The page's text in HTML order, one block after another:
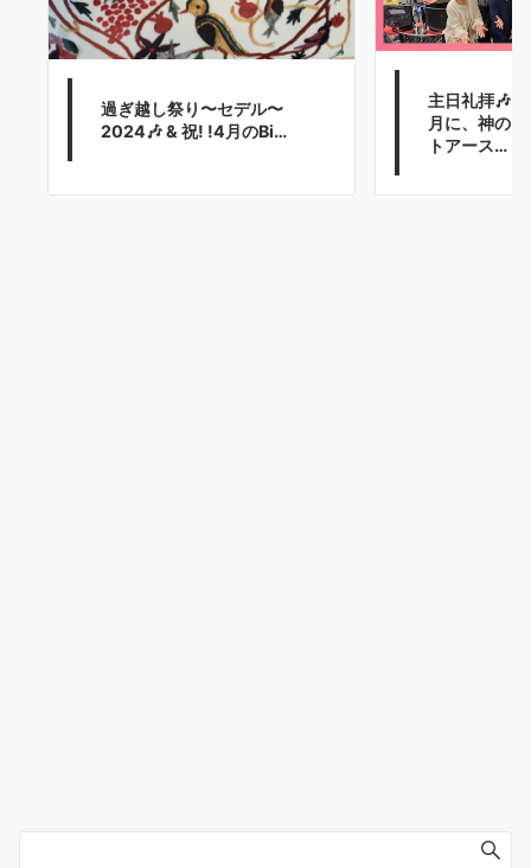
過ぎ越し祭り〜セデル〜
2024🎶 & 祝! !4月のBi…
主日礼拝🎶
月に、神の
トアース…